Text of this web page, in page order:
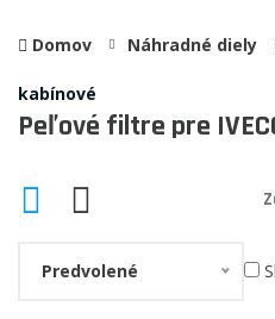
Domov Náhradné diely
kabínové
Peľové filtre pre
Predvolené